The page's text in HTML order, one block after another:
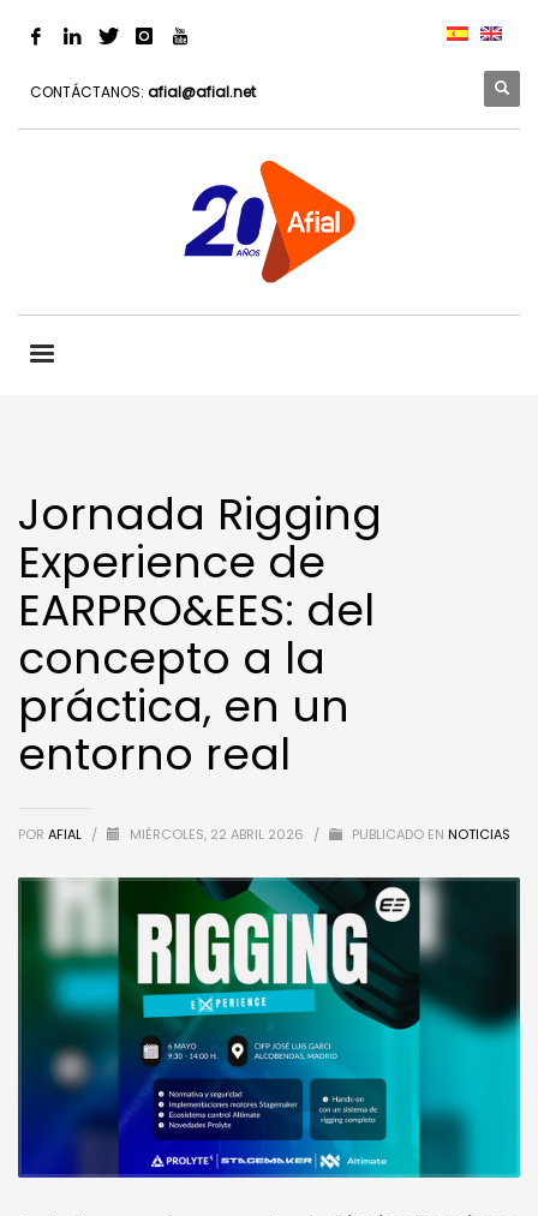
CONTÁCTANOS: afial@afial.net
Jornada Rigging
Experience de
EARPRO&EES: del
concepto a la
práctica, en un
entorno real
POR AFIAL / MIÉRCOLES, 22 ABRIL 2026 / PUBLICADO EN NOTICIAS